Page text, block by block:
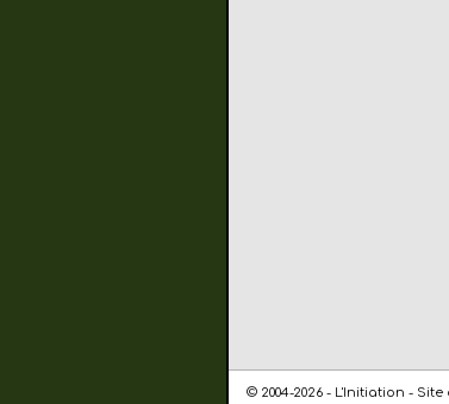
© 2004-2026 - L'Initiation -